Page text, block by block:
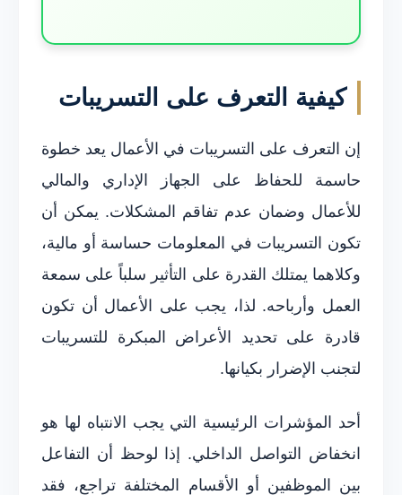
كيفية التعرف على التسريبات
إن التعرف على التسريبات في الأعمال يعد خطوة
حاسمة للحفاظ على الجهاز الإداري والمالي
للأعمال وضمان عدم تفاقم المشكلات. يمكن أن
تكون التسريبات في المعلومات حساسة أو مالية،
وكلاهما يمتلك القدرة على التأثير سلباً على سمعة
العمل وأرباحه. لذا، يجب على الأعمال أن تكون
قادرة على تحديد الأعراض المبكرة للتسريبات
لتجنب الإضرار بكيانها.
أحد المؤشرات الرئيسية التي يجب الانتباه لها هو
انخفاض التواصل الداخلي. إذا لوحظ أن التفاعل
بين الموظفين أو الأقسام المختلفة تراجع، فقد